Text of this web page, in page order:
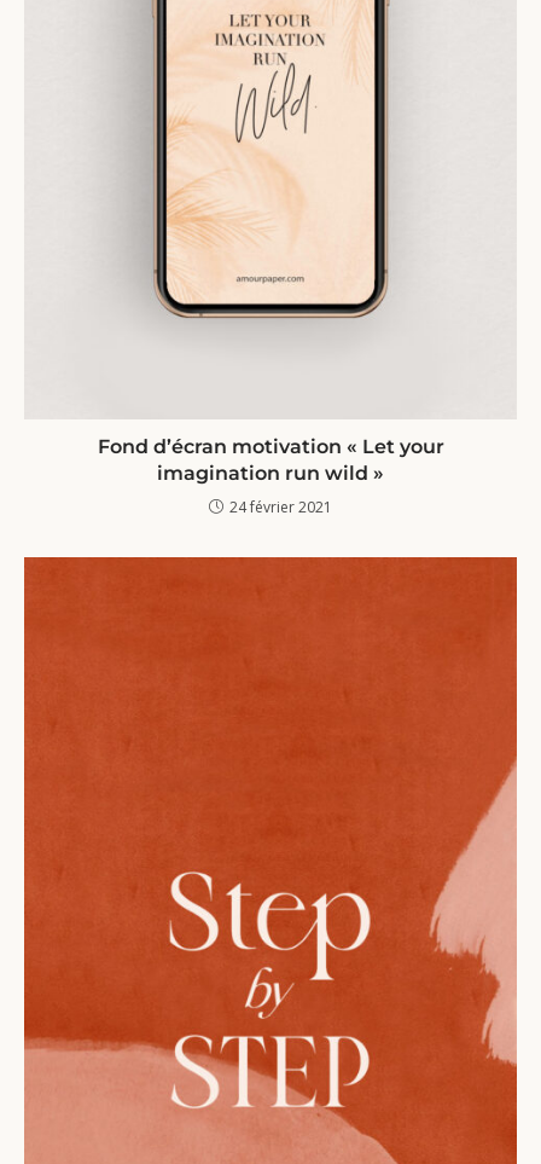
Fond d’écran motivation « Let your
imagination run wild »
24 février 2021